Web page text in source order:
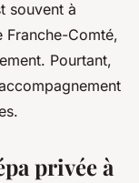
souvent à
Franche-Comté,
Pourtant,
privée à